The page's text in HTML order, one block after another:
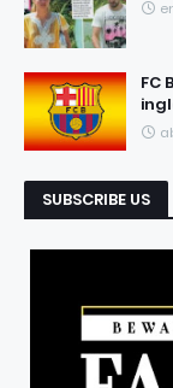
FC
SUBSCRIBE US